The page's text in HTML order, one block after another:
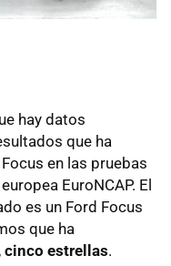
hay datos
que ha
en las pruebas
EuroNCAP. El
es un Ford Focus
que ha
cinco estrellas.